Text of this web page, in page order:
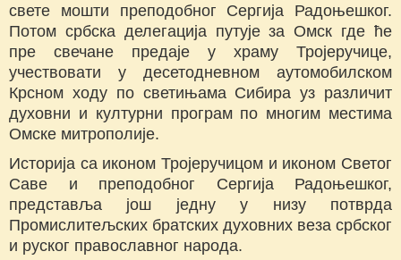
свете мошти преподобног Сергија Радоњешког.
Потом србска делегација путује за Омск где ће
пре свечане предаје у храму Тројеручице,
учествовати у десетодневном аутомобилском
Крсном ходу по светињама Сибира уз различит
духовни и културни програм по многим местима
Омске митрополије.
Историја са иконом Тројеручицом и иконом Светог
Саве и преподобног Сергија Радоњешког,
представља још једну у низу потврда
Промислитељских братских духовних веза србског
и руског православног народа.